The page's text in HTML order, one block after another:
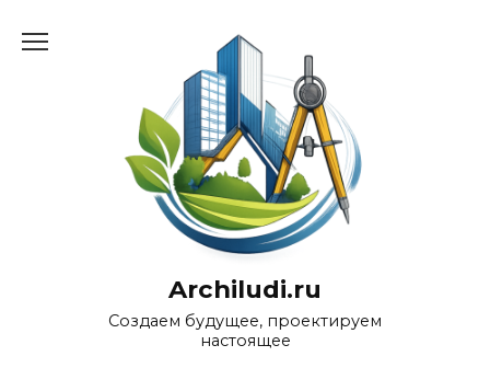
Archiludi.ru
Создаем будущее, проектируем
настоящее